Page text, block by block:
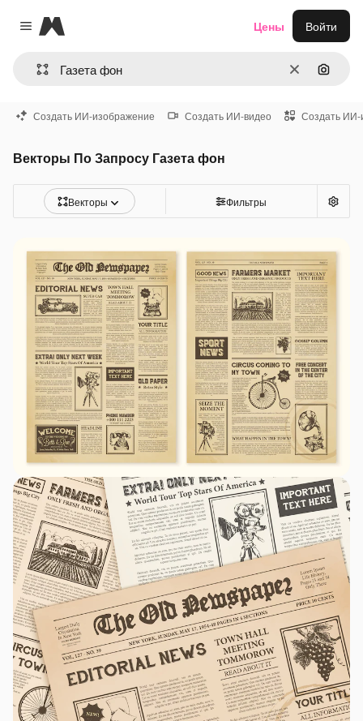
Close menu
Magnific
ОчиститьПоиск
Цены Войти
Создать ИИ-изображение Создать ИИ-видео Создать ИИ-
Векторы По Запросу Газета фон
Векторы Фильтры